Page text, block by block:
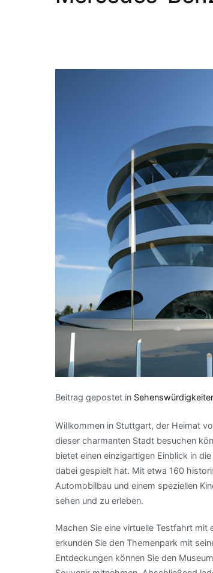
Beitrag gepostet in
Willkommen in Stuttgart, der Heimat
dieser charmanten Stadt besuchen
bietet einen einzigartigen Einblick in
dabei gespielt hat. Mit etwa 160
Automobilbau und einem speziellen
sehen und zu erleben.
Machen Sie eine virtuelle Testfahrt mit
erkunden Sie den Themenpark mit
Entdeckungen können Sie den